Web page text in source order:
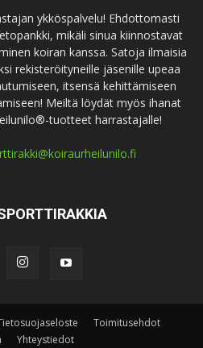
ykköspalvelu! Ehdottomasti
mikäli sinua kiinnostavat
koiran kanssa. Satoja ilmaisia
rekisteröityneille jäsenille upeaa
itsensä kehittämiseen
Meiltä löydät myös ihanat
tuotteet harrastajalle!
Toimitusehdot
Yhteystiedot